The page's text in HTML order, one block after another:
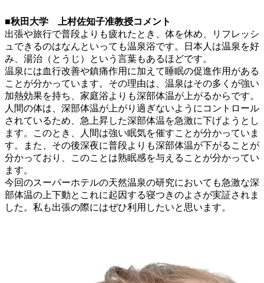
■秋田大学 上村佐知子准教授コメント
出張や旅行で普段よりも疲れたとき、体を休め、リフレッシ
ュできるのはなんといっても温泉浴です。日本人は温泉を好
み、湯治（とうじ）という言葉もあるほどです。
温泉には血行改善や鎮痛作用に加えて睡眠の促進作用がある
ことが分かっています。その理由は、温泉はその多くが強い
加熱効果を持ち、家庭浴よりも深部体温が上がるからです。
人間の体は、深部体温が上がり過ぎないようにコントロール
されているため、急上昇した深部体温を急激に下げようとし
ます。このとき、人間は強い眠気を催すことが分かっていま
す。また、その後深夜に普段よりも深部体温が下がることが
分かっており、このことは熟眠感を与えることが分かってい
ます。
今回のスーパーホテルの天然温泉の研究においても急激な深
部体温の上下動とこれに起因する寝つきのよさが実証されま
した。私も出張の際にはぜひ利用したいと思います。